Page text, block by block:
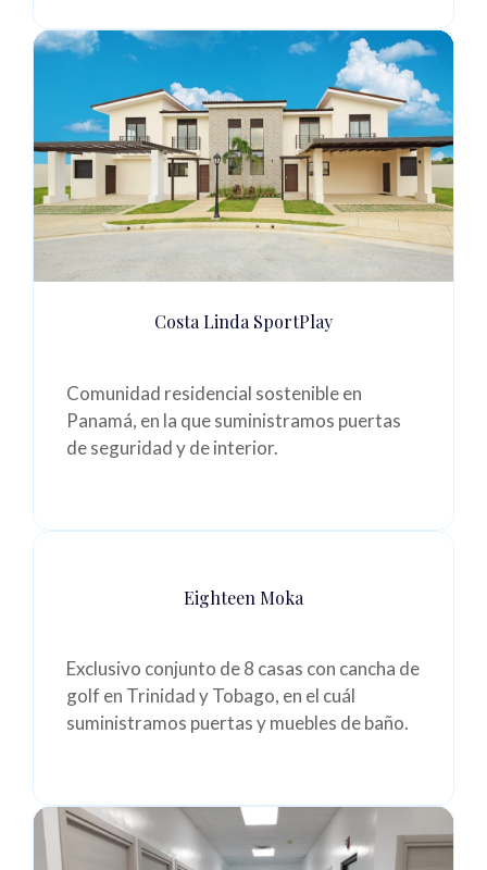
Costa Linda SportPlay
Comunidad residencial sostenible en
Panamá, en la que suministramos puertas
de seguridad y de interior.
Eighteen Moka
Exclusivo conjunto de 8 casas con cancha de
golf en Trinidad y Tobago, en el cuál
suministramos puertas y muebles de baño.